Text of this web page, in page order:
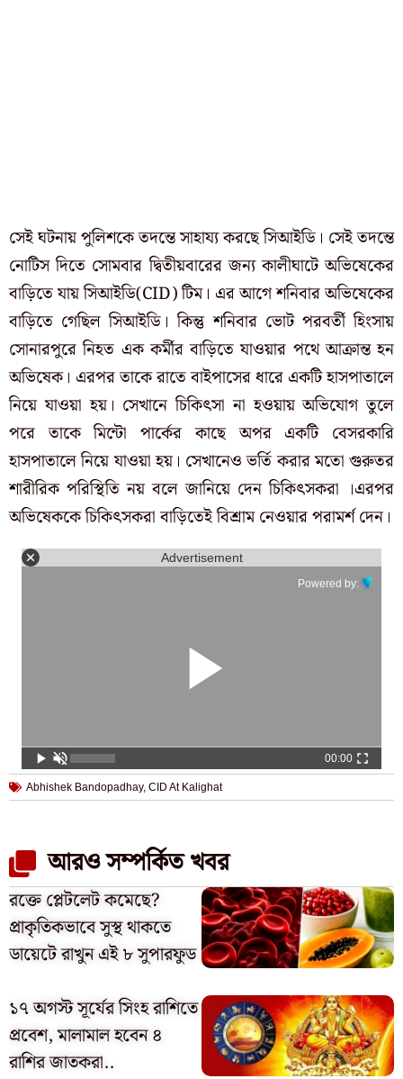
সেই ঘটনায় পুলিশকে তদন্তে সাহায্য করছে সিআইডি। সেই তদন্তে
নোটিস দিতে সোমবার দ্বিতীয়বারের জন্য কালীঘাটে অভিষেকের
বাড়িতে যায় সিআইডি(CID) টিম। এর আগে শনিবার অভিষেকের
বাড়িতে গেছিল সিআইডি। কিন্তু শনিবার ভোট পরবর্তী হিংসায়
সোনারপুরে নিহত এক কর্মীর বাড়িতে যাওয়ার পথে আক্রান্ত হন
অভিষেক। এরপর তাকে রাতে বাইপাসের ধারে একটি হাসপাতালে
নিয়ে যাওয়া হয়। সেখানে চিকিৎসা না হওয়ায় অভিযোগ তুলে
পরে তাকে মিন্টো পার্কের কাছে অপর একটি বেসরকারি
হাসপাতালে নিয়ে যাওয়া হয়। সেখানেও ভর্তি করার মতো গুরুতর
শারীরিক পরিস্থিতি নয় বলে জানিয়ে দেন চিকিৎসকরা ।এরপর
অভিষেককে চিকিৎসকরা বাড়িতেই বিশ্রাম নেওয়ার পরামর্শ দেন।
Advertisement
Powered by:
00:00
Abhishek Bandopadhay, CID At Kalighat
আরও সম্পর্কিত খবর
রক্তে প্লেটলেট কমেছে?
প্রাকৃতিকভাবে সুস্থ থাকতে
ডায়েটে রাখুন এই ৮ সুপারফুড
১৭ অগস্ট সূর্যের সিংহ রাশিতে
প্রবেশ, মালামাল হবেন ৪
রাশির জাতকরা..